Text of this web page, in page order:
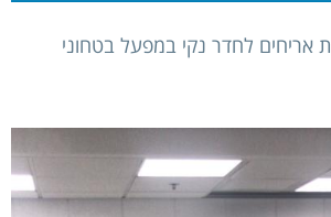
אריחים לחדר נקי במפעל בטחוני